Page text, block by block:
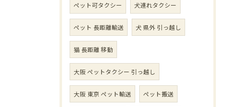
ペット可タクシー 犬連れタクシー
ペット 長距離輸送 犬 県外 引っ越し
猫 長距離 移動
大阪 ペットタクシー 引っ越し
大阪 東京 ペット輸送 ペット搬送